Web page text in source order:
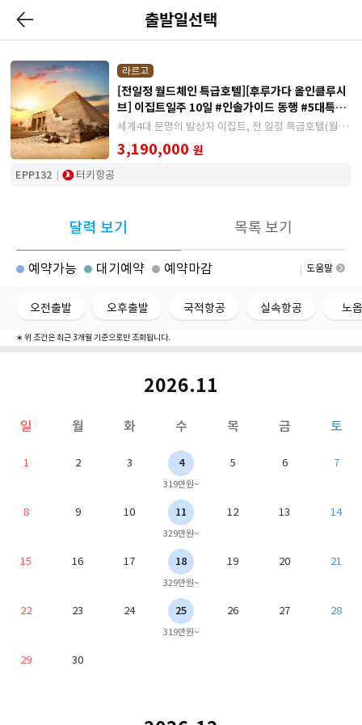
출발일선택
라르고
[전일정 월드체인 특급호텔][후루가다 올인클루시
브] 이집트일주 10일 #인솔가이드 동행 #5대특식
#이집트대박물관
세계4대 문명의 발상지 이집트, 전 일정 특급호텔(월드
체인포함)과 후루가다 월드체인 올인클루시브 호텔 숙
박, 25년 오픈한 대박물관까지 포함된 일정
3,190,000 원
EPP132 터키항공
달력 보기 목록 보기
예약가능 대기예약 예약마감 도움말
오전출발 오후출발 국적항공 실속항공 노
∗ 위 조건은 최근 3개월 기준으로만 조회됩니다.
2026.11
일 월 화 수 목 금 토
1 2 3 4
319만원~
5 6 7
8 9 10 11
329만원~
12 13 14
15 16 17 18
329만원~
19 20 21
22 23 24 25
319만원~
26 27 28
29 30